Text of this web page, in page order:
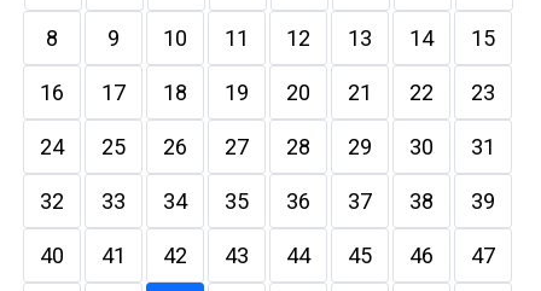
8 9 10 11 12 13 14 15
16 17 18 19 20 21 22 23
24 25 26 27 28 29 30 31
32 33 34 35 36 37 38 39
40 41 42 43 44 45 46 47